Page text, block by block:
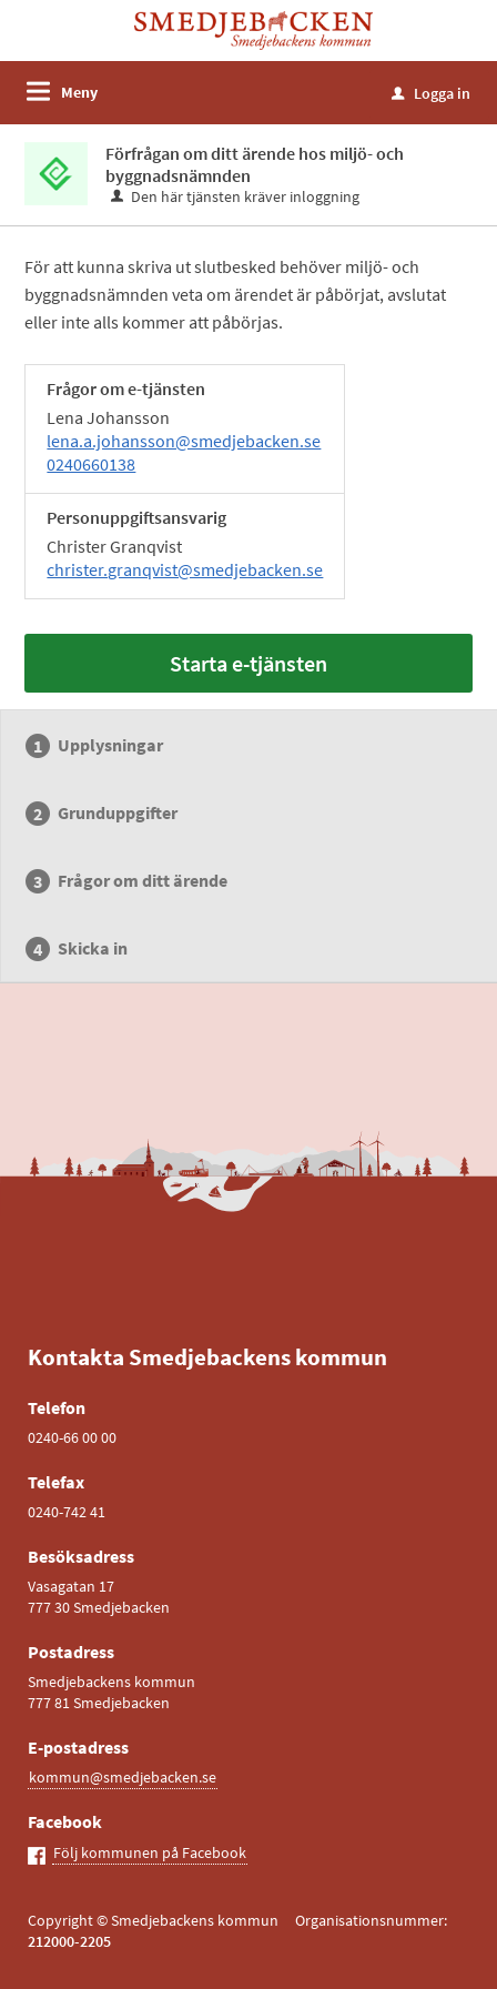
Meny u Logga in
Förfrågan om ditt ärende hos miljö- och
byggnadsnämnden
Den här tjänsten kräver inloggning
För att kunna skriva ut slutbesked behöver miljö- och
byggnadsnämnden veta om ärendet är påbörjat, avslutat
eller inte alls kommer att påbörjas.
Frågor om e-tjänsten
Lena Johansson
lena.a.johansson@smedjebacken.se
0240660138
Personuppgiftsansvarig
Christer Granqvist
christer.granqvist@smedjebacken.se
Starta e-tjänsten
Upplysningar
Grunduppgifter
Frågor om ditt ärende
Skicka in
Kontakta Smedjebackens kommun
Telefon
0240-66 00 00
Telefax
0240-742 41
Besöksadress
Vasagatan 17
777 30 Smedjebacken
Postadress
Smedjebackens kommun
777 81 Smedjebacken
E-postadress
kommun@smedjebacken.se
Facebook
Följ kommunen på Facebook
Copyright © Smedjebackens kommun Organisationsnummer:
212000-2205